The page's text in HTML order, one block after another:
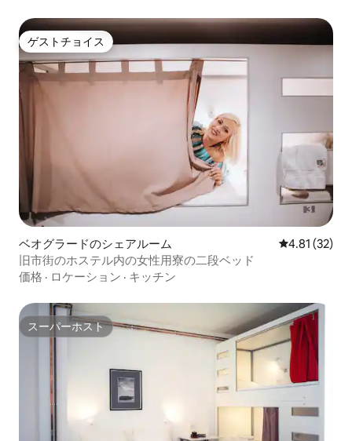
ゲストチョイス
ゲストチョイス
ベオグラードのシェアルーム レビュー32
4.81 (32)
旧市街のホステル内の女性用寮の二段ベッド
価格 · ロケーション · キッチン
スーパーホスト
スーパーホスト